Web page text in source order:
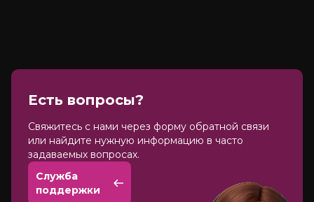
Есть вопросы?
Cвяжитесь с нами через форму обратной связи
или найдите нужную информацию в часто
задаваемых вопросах.
Служба
поддержки